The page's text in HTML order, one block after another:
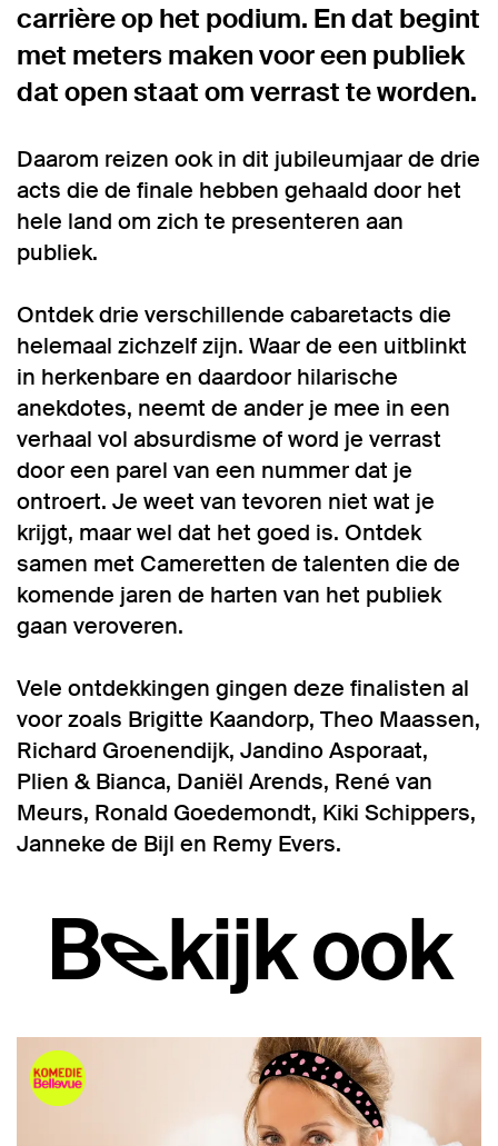
carrière op het podium. En dat begint
met meters maken voor een publiek
dat open staat om verrast te worden.
Daarom reizen ook in dit jubileumjaar de drie
acts die de finale hebben gehaald door het
hele land om zich te presenteren aan
publiek.
Ontdek drie verschillende cabaretacts die
helemaal zichzelf zijn. Waar de een uitblinkt
in herkenbare en daardoor hilarische
anekdotes, neemt de ander je mee in een
verhaal vol absurdisme of word je verrast
door een parel van een nummer dat je
ontroert. Je weet van tevoren niet wat je
krijgt, maar wel dat het goed is. Ontdek
samen met Cameretten de talenten die de
komende jaren de harten van het publiek
gaan veroveren.
Vele ontdekkingen gingen deze finalisten al
voor zoals Brigitte Kaandorp, Theo Maassen,
Richard Groenendijk, Jandino Asporaat,
Plien & Bianca, Daniël Arends, René van
Meurs, Ronald Goedemondt, Kiki Schippers,
Janneke de Bijl en Remy Evers.
Bekijk ook